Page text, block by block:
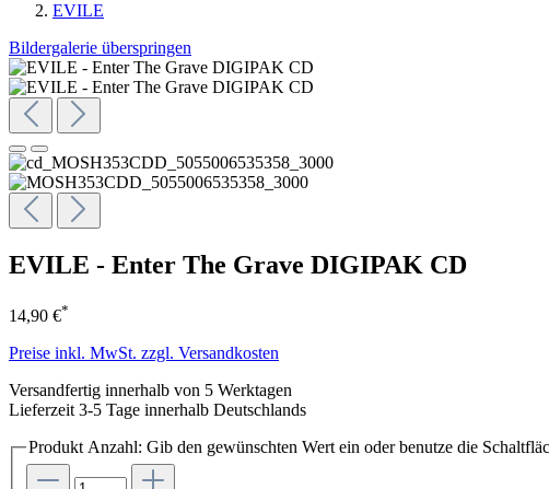
EVILE
Bildergalerie überspringen
EVILE - Enter The Grave DIGIPAK CD
14,90 €*
Preise inkl. MwSt. zzgl. Versandkosten
Versandfertig innerhalb von 5 Werktagen
Lieferzeit 3-5 Tage innerhalb Deutschlands
Produkt Anzahl: Gib den gewünschten Wert ein oder benutze die